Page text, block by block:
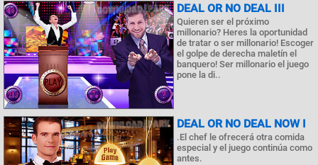
DEAL OR NO DEAL III
Quieren ser el próximo
millonario? Heres la oportunidad
de tratar o ser millonario! Escoger
el golpe de derecha maletín el
banquero! Ser millonario el juego
pone la di..
DEAL OR NO DEAL NOW I
.El chef le ofrecerá otra comida
especial y el juego continúa como
antes.